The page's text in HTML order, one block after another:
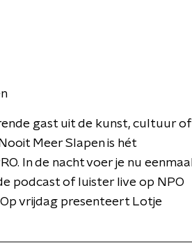
gast uit de kunst, cultuur of
Meer Slapen is hét
In de nacht voer je nu eenmaal
podcast of luister live op NPO
Op vrijdag presenteert Lotje